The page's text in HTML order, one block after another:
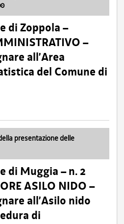
di Zoppola –
–
all’Area
del Comune di
presentazione delle
di Muggia – n. 2
ASILO NIDO –
all’Asilo nido
di